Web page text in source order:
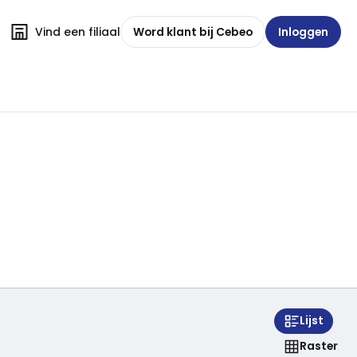
Vind een filiaal Word klant bij Cebeo Inloggen
Lijst
Raster